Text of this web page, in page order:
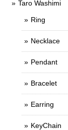
Taro Washimi
Ring
Necklace
Pendant
Bracelet
Earring
KeyChain